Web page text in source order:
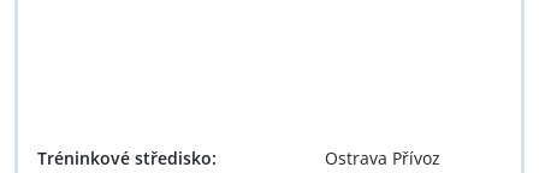
Tréninkové středisko:
Ostrava Přívoz